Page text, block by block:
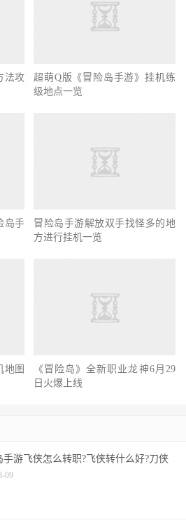
法攻
超萌Q版《冒险岛手游》挂机练
级地点一览
岛手
冒险岛手游解放双手找怪多的地
方进行挂机一览
地图
《冒险岛》全新职业龙神6月29
日火爆上线
手游飞侠怎么转职?飞侠转什么好?刀侠
09